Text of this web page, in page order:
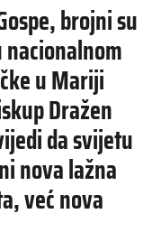
brojni su
u Mariji
Dražen
da svijetu
nova lažna
već nova